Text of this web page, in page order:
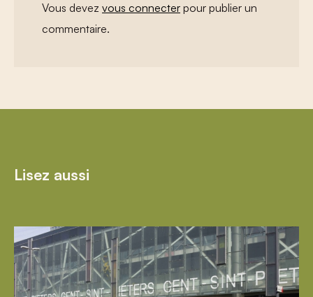
Vous devez vous connecter pour publier un
commentaire.
Lisez aussi